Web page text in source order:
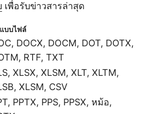
เพื่อรับข่าวสารล่าสุด
บบไฟล์
DOCX, DOCM, DOT, DOTX,
RTF, TXT
XLSX, XLSM, XLT, XLTM,
XLSM, CSV
PPTX, PPS, PPSX, หม้อ,